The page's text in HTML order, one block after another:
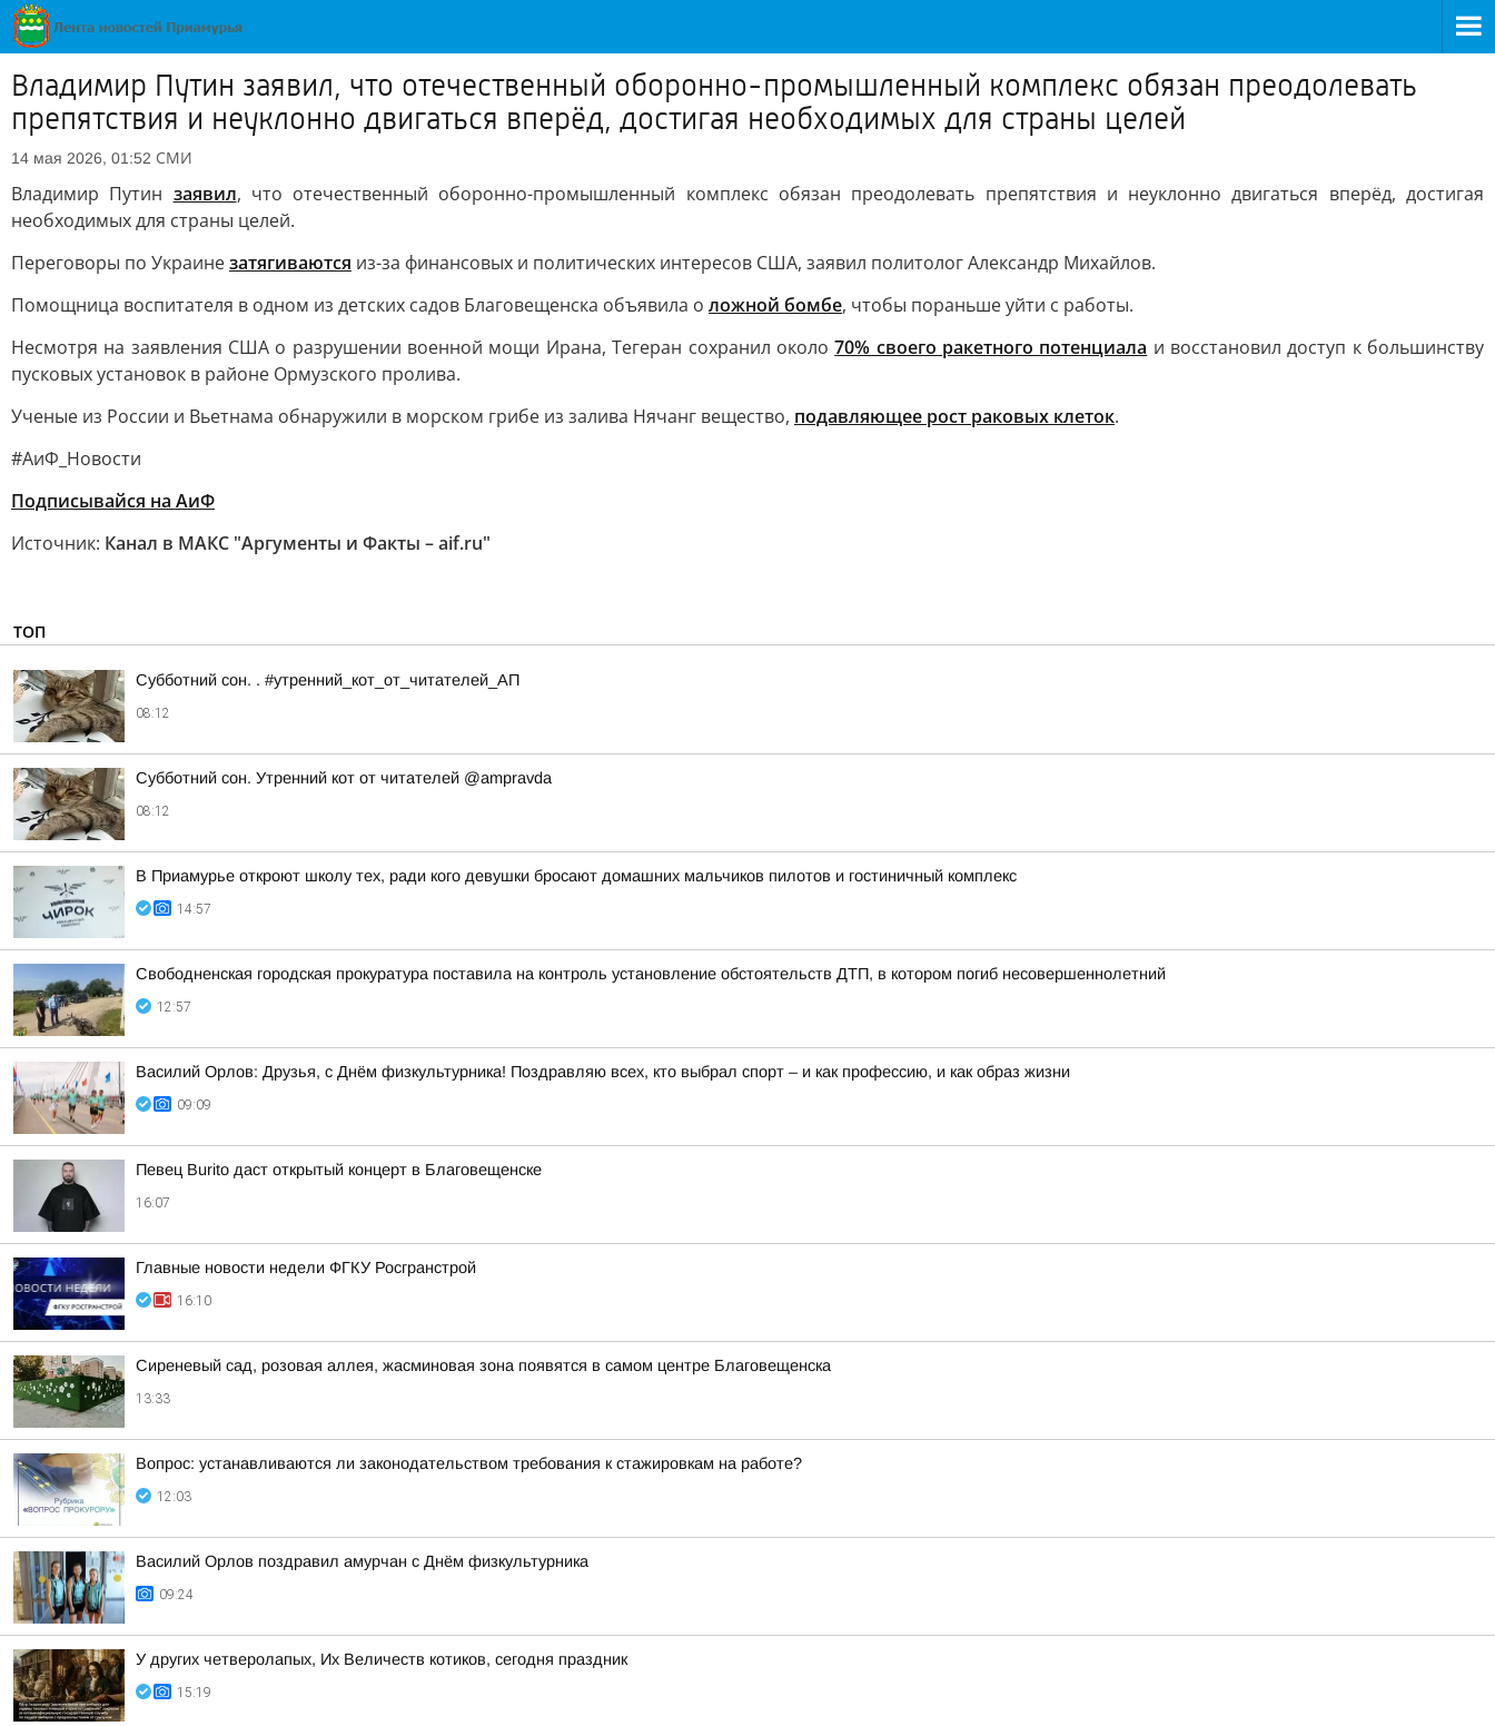
Владимир Путин заявил, что отечественный оборонно-промышленный комплекс обязан преодолевать
препятствия и неуклонно двигаться вперёд, достигая необходимых для страны целей
14 мая 2026, 01:52 СМИ
Владимир Путин заявил, что отечественный оборонно-промышленный комплекс обязан преодолевать препятствия и неуклонно двигаться вперёд, достигая
необходимых для страны целей.
Переговоры по Украинезатягиваются из-за финансовых и политических интересов США, заявил политолог Александр Михайлов.
Помощница воспитателя в одном из детских садов Благовещенска объявила о ложной бомбе, чтобы пораньше уйти с работы.
Несмотря на заявления США о разрушении военной мощи Ирана, Тегеран сохранил около70% своего ракетного потенциала и восстановил доступ к большинству
пусковых установок в районе Ормузского пролива.
Ученые из России и Вьетнама обнаружили в морском грибе из залива Нячанг вещество, подавляющее рост раковых клеток.
#АиФ_Новости
Подписывайся на АиФ
Источник: Канал в МАКС "Аргументы и Факты – aif.ru"
ТОП
Субботний сон. . #утренний_кот_от_читателей_АП
08:12
Субботний сон. Утренний кот от читателей @ampravda
08:12
В Приамурье откроют школу тех, ради кого девушки бросают домашних мальчиков пилотов и гостиничный комплекс
14:57
Свободненская городская прокуратура поставила на контроль установление обстоятельств ДТП, в котором погиб несовершеннолетний
12:57
Василий Орлов: Друзья, с Днём физкультурника! Поздравляю всех, кто выбрал спорт – и как профессию, и как образ жизни
09:09
Певец Burito даст открытый концерт в Благовещенске
16:07
Главные новости недели ФГКУ Росгранстрой
16:10
Сиреневый сад, розовая аллея, жасминовая зона появятся в самом центре Благовещенска
13:33
Вопрос: устанавливаются ли законодательством требования к стажировкам на работе?
12:03
Василий Орлов поздравил амурчан с Днём физкультурника
09:24
У других четверолапых, Их Величеств котиков, сегодня праздник
15:19